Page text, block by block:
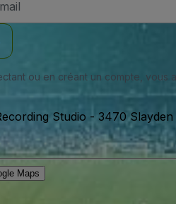
ou en créant un compte, vous
Studio - 3470
Maps